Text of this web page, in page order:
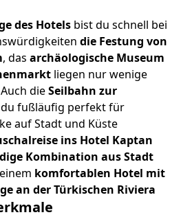
des Hotels bist du schnell bei
die Festung von
, das archäologische Museum
liegen nur wenige
dieSeilbahn zur
fußläufig perfekt für
auf Stadt und Küste
ins Hotel Kaptan
Kombination aus Stadt
komfortablen Hotel mit
an der Türkischen Riviera